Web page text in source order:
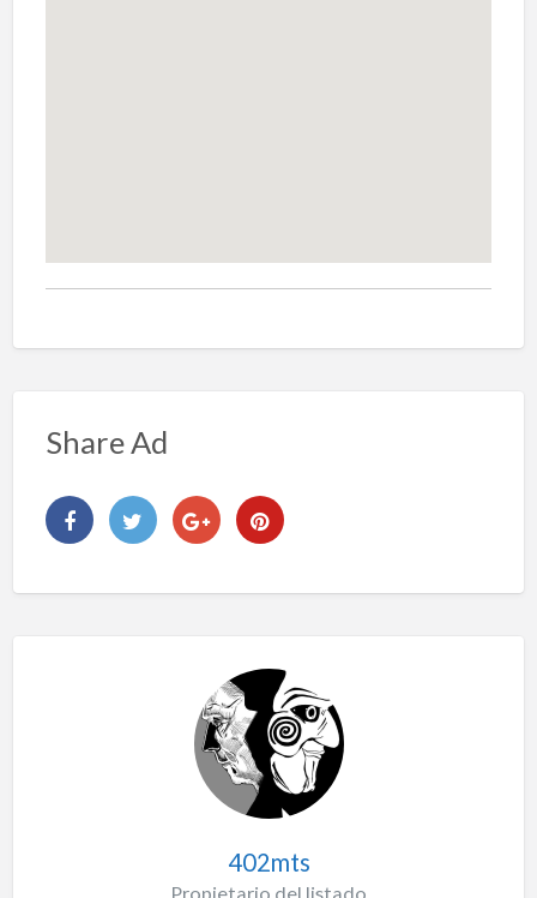
Share Ad
402mts
Propietario del listado